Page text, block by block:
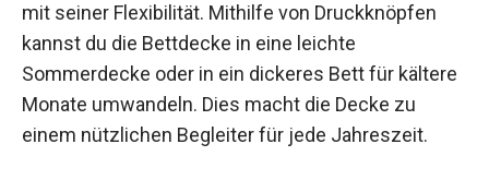
mit seiner Flexibilität. Mithilfe von Druckknöpfen
kannst du die Bettdecke in eine leichte
Sommerdecke oder in ein dickeres Bett für kältere
Monate umwandeln. Dies macht die Decke zu
einem nützlichen Begleiter für jede Jahreszeit.